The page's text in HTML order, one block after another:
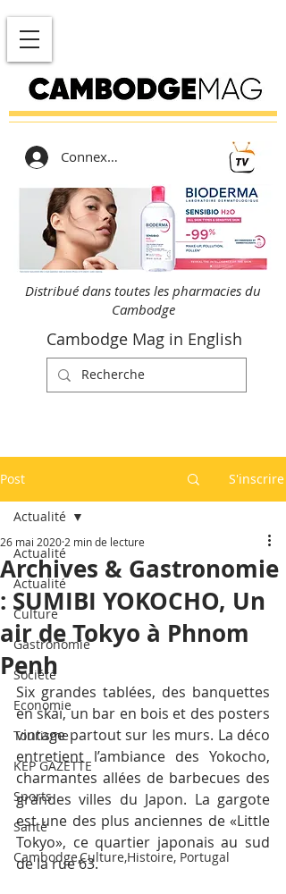
Connexion
Distribué dans toutes les pharmacies du
Cambodge
Cambodge Mag in English
Post S'inscrire
Actualité
Actualité
Culture
Gastronomie
Société
Economie
Tourisme
KEP GAZETTE
Sports
Santé
Cambodge,Culture,Histoire, Portugal
Actualité
Archives & Gastronomie
: SUMIBI YOKOCHO, Un
air de Tokyo à Phnom
Penh
26 mai 2020 2 min de lecture
Six grandes tablées, des banquettes
en skaï, un bar en bois et des posters
vintage partout sur les murs. La déco
entretient l’ambiance des Yokocho,
charmantes allées de barbecues des
grandes villes du Japon. La gargote
est une des plus anciennes de «Little
Tokyo», ce quartier japonais au sud
de la rue 63.